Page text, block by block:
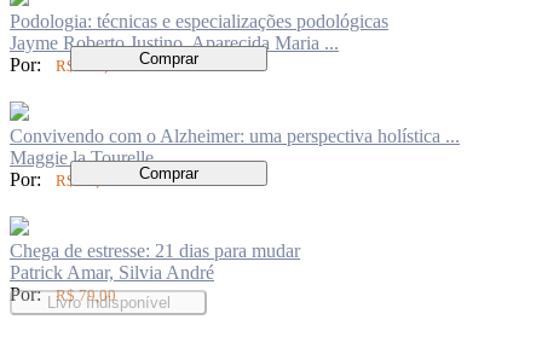
Podologia: técnicas e especializações podológicas
Jayme Roberto Justino, Aparecida Maria ...
Por:
R$ 178,00 Comprar
Convivendo com o Alzheimer: uma perspectiva holística ...
Maggie la Tourelle
Por:
R$ 72,00 Comprar
Chega de estresse: 21 dias para mudar
Patrick Amar, Silvia André
Por:
R$ 79,00
Livro Indisponível